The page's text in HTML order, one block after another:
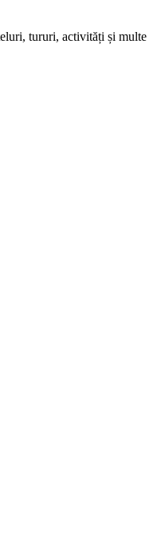
tururi, activități și multe